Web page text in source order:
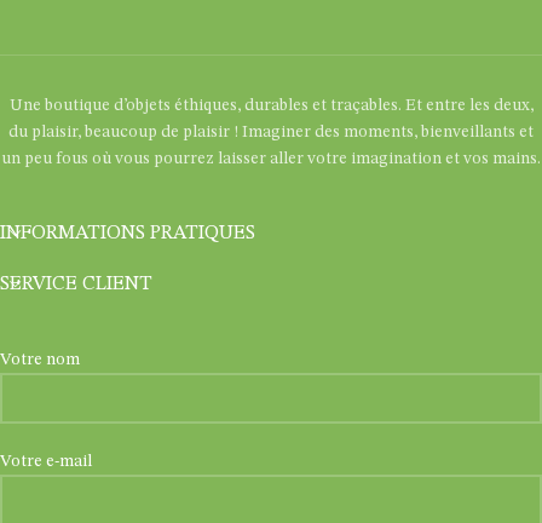
Une boutique d’objets éthiques, durables et traçables. Et entre les deux,
du plaisir, beaucoup de plaisir ! Imaginer des moments, bienveillants et
un peu fous où vous pourrez laisser aller votre imagination et vos mains.
INFORMATIONS PRATIQUES
SERVICE CLIENT
Votre nom
Votre e-mail